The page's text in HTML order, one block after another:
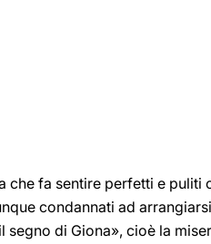
che fa sentire perfetti e puliti
condannati ad
segno di Giona», cioè la